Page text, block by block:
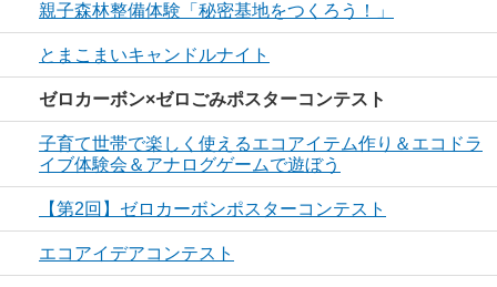
親子森林整備体験「秘密基地をつくろう！」
とまこまいキャンドルナイト
ゼロカーボン×ゼロごみポスターコンテスト
子育て世帯で楽しく使えるエコアイテム作り＆エコドラ
イブ体験会＆アナログゲームで遊ぼう
【第2回】ゼロカーボンポスターコンテスト
エコアイデアコンテスト